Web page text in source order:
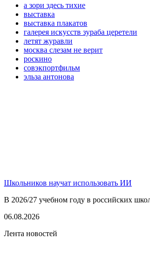
а зори здесь тихие
выставка
выставка плакатов
галерея искусств зураба церетели
летят журавли
москва слезам не верит
роскино
совэкпортфильм
эльза антонова
Школьников научат использовать ИИ
В 2026/27 учебном году в российских
06.08.2026
Лента новостей